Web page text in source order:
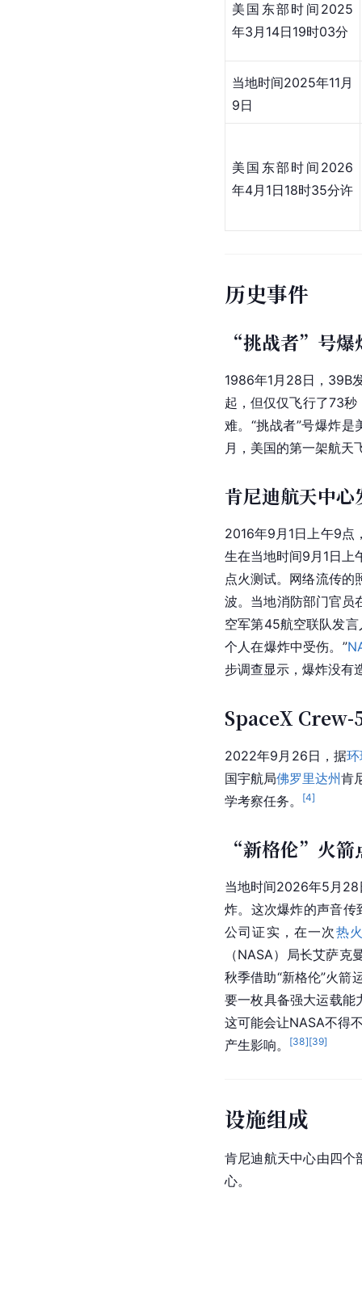
美国东部时间2025
年3月14日19时03分
当地时间2025年11月
9日
美国东部时间2026
年4月1日18时35分许
历史事件
“挑战者”号爆
1986年1月28日，39B
起，但仅仅飞行了73秒
难。“挑战者”号爆炸
月，美国的第一架航天
肯尼迪航天中
2016年9月1日上午9点
生在当地时间9月1日上
点火测试。网络流传的
波。当地消防部门官员
空军第45航空联队发
个人在爆炸中受伤。”
步调查显示，爆炸没有
SpaceX Crew-
2022年9月26日，据
国宇航局佛罗里达州肯
学考察任务。
[4]
“新格伦”火箭
当地时间2026年5月28
炸。这次爆炸的声音
公司证实，在一次热
（NASA）局长艾萨
秋季借助“新格伦”火箭
要一枚具备强大运载能
这可能会让NASA不得
产生影响。
[38][39]
设施组成
肯尼迪航天中心由四
心。